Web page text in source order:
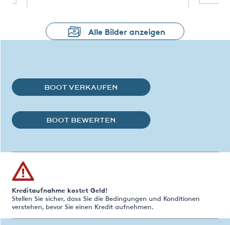
Alle Bilder anzeigen
BOOT VERKAUFEN
BOOT BEWERTEN
Kreditaufnahme kostet Geld!
Stellen Sie sicher, dass Sie die Bedingungen und Konditionen
verstehen, bevor Sie einen Kredit aufnehmen.